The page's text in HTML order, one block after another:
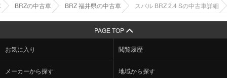
BRZの中古車 BRZ 福井県の中古車 スバル BRZ 2.4 Sの中古車詳細
PAGE TOP
お気に入り 閲覧履歴
メーカーから探す 地域から探す